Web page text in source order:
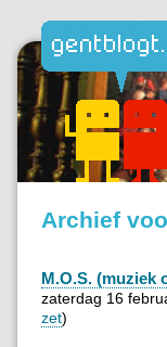
Archief
M.O.S. (muziek
zaterdag 16
zet)